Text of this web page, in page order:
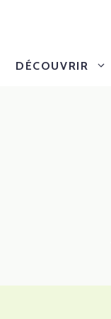
DÉCOUVRIR